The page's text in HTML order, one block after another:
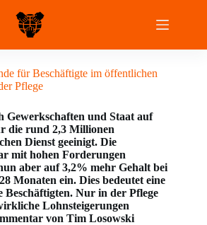
für Beschäftigte im öffentlichen
Pflege
Gewerkschaften und Staat auf
die rund 2,3 Millionen
Dienst geeinigt. Die
mit hohen Forderungen
aber auf 3,2% mehr Gehalt bei
Monaten ein. Dies bedeutet eine
Nur in der Pflege
Lohnsteigerungen
von Tim Losowski